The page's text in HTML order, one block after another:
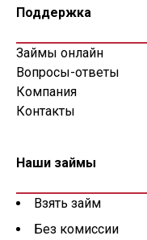
Поддержка
Займы онлайн
Вопросы-ответы
Компания
Контакты
Наши займы
Взять займ
Без комиссии